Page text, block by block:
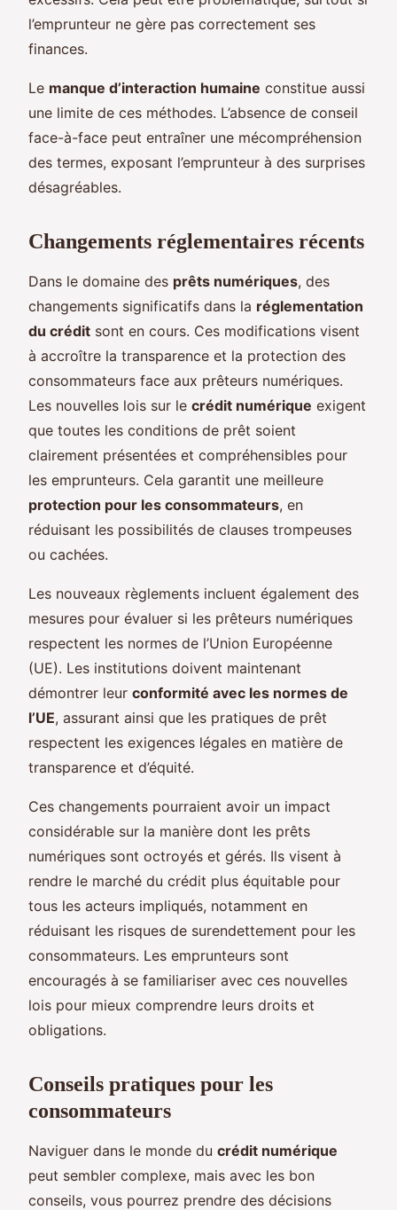
l’emprunteur ne gère pas correctement ses
finances.
Le manque d’interaction humaine constitue aussi
une limite de ces méthodes. L’absence de conseil
face-à-face peut entraîner une mécompréhension
des termes, exposant l’emprunteur à des surprises
désagréables.
Changements réglementaires récents
Dans le domaine des prêts numériques, des
changements significatifs dans la réglementation
du crédit sont en cours. Ces modifications visent
à accroître la transparence et la protection des
consommateurs face aux prêteurs numériques.
Les nouvelles lois sur le crédit numérique exigent
que toutes les conditions de prêt soient
clairement présentées et compréhensibles pour
les emprunteurs. Cela garantit une meilleure
protection pour les consommateurs, en
réduisant les possibilités de clauses trompeuses
ou cachées.
Les nouveaux règlements incluent également des
mesures pour évaluer si les prêteurs numériques
respectent les normes de l’Union Européenne
(UE). Les institutions doivent maintenant
démontrer leur conformité avec les normes de
l’UE, assurant ainsi que les pratiques de prêt
respectent les exigences légales en matière de
transparence et d’équité.
Ces changements pourraient avoir un impact
considérable sur la manière dont les prêts
numériques sont octroyés et gérés. Ils visent à
rendre le marché du crédit plus équitable pour
tous les acteurs impliqués, notamment en
réduisant les risques de surendettement pour les
consommateurs. Les emprunteurs sont
encouragés à se familiariser avec ces nouvelles
lois pour mieux comprendre leurs droits et
obligations.
Conseils pratiques pour les
consommateurs
Naviguer dans le monde du crédit numérique
peut sembler complexe, mais avec les bon
conseils, vous pourrez prendre des décisions